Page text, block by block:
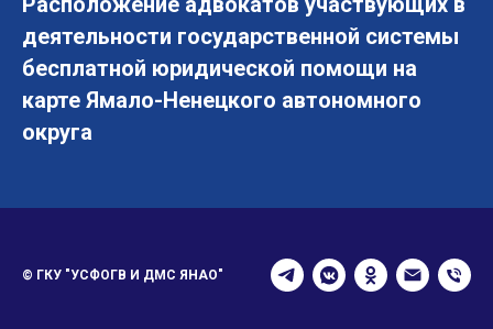
деятельности государственной системы
бесплатной юридической помощи на
карте Ямало-Ненецкого автономного
округа
© ГКУ "УСФОГВ И ДМС ЯНАО"